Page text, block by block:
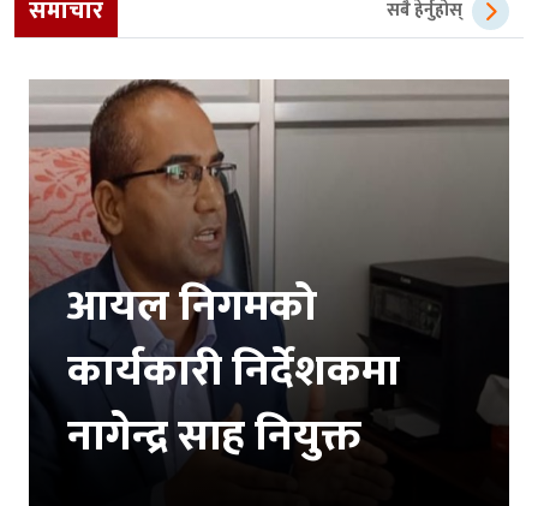
समाचार सबै हेर्नुहोस्
आयल निगमको
कार्यकारी निर्देशकमा
नागेन्द्र साह नियुक्त